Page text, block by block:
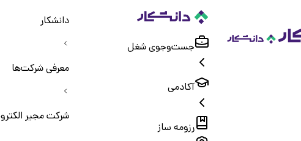
جست‌و‌جوی شغل
آکادمی
رزومه ساز
دانشکار
معرفی شرکت‌ها
شرکت مجیر